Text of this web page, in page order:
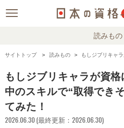
読みもの
サイトトップ 読みもの もしジブリキャラが資格に挑戦
もしジブリキャラが資
中のスキルで“取得でき
てみた！
2026.06.30 (最終更新：2026.06.30)